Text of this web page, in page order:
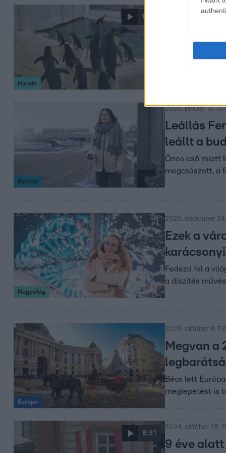
1:56
Híradó
2026. február 12.
Két
Belföld
2026. január 13.
Leállás
leállt a
Ónos eső miatt
megcsúszott, a
Nagyvilág
2025. december
Ezek a
Fedezd fel a
a díszítés
Európa
2025. október 8.
Megvan a
Bécs lett
meglepetést is
8:31
2024. október 28.
9 éve alatt